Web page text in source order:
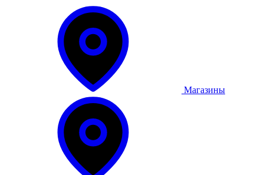
Магазины